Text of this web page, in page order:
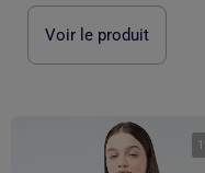
Voir le produit
1